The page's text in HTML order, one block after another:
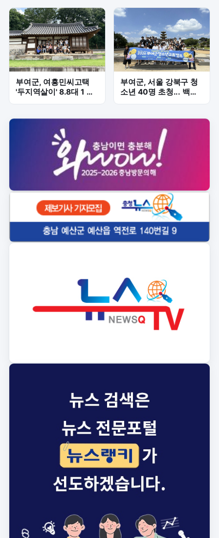
검 나서
부여군, 여흥민씨고택
'두지역살이' 8.8대 1 경
부여군, 서울 강북구 청
소년 40명 초청... 백제